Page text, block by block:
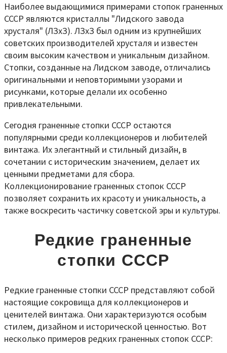
Наиболее выдающимися примерами стопок граненных
СССР являются кристаллы "Лидского завода
хрусталя" (ЛЗхЗ). ЛЗхЗ был одним из крупнейших
советских производителей хрусталя и известен
своим высоким качеством и уникальным дизайном.
Стопки, созданные на Лидском заводе, отличались
оригинальными и неповторимыми узорами и
рисунками, которые делали их особенно
привлекательными.
Сегодня граненные стопки СССР остаются
популярными среди коллекционеров и любителей
винтажа. Их элегантный и стильный дизайн, в
сочетании с историческим значением, делает их
ценными предметами для сбора.
Коллекционирование граненных стопок СССР
позволяет сохранить их красоту и уникальность, а
также воскресить частичку советской эры и культуры.
Редкие граненные
стопки СССР
Редкие граненные стопки СССР представляют собой
настоящие сокровища для коллекционеров и
ценителей винтажа. Они характеризуются особым
стилем, дизайном и исторической ценностью. Вот
несколько примеров редких граненных стопок СССР: